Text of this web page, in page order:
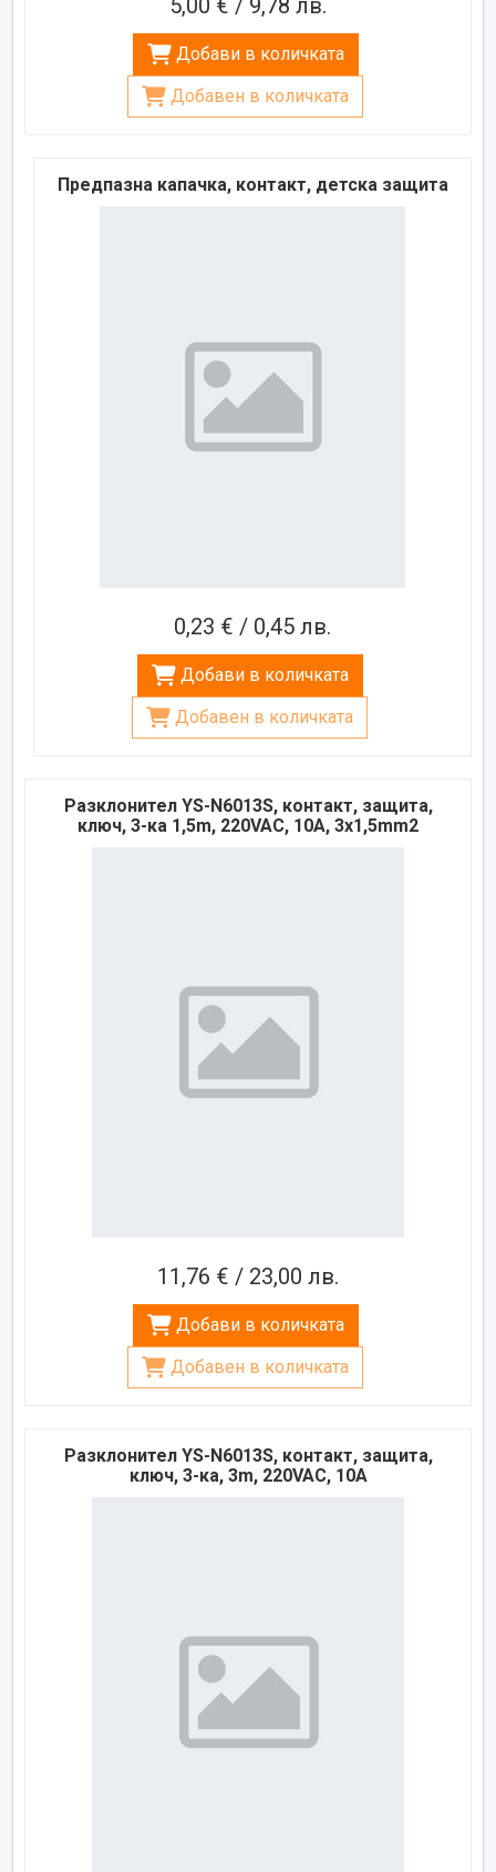
Добави в количката
Добавен в количката
Предпазна капачка, контакт, детска защита
0,23 € / 0,45 лв.
Добави в количката
Добавен в количката
Разклонител YS-N6013S, контакт, защита,
ключ, 3-ка 1,5m, 220VAC, 10A, 3x1,5mm2
11,76 € / 23,00 лв.
Добави в количката
Добавен в количката
Разклонител YS-N6013S, контакт, защита,
ключ, 3-ка, 3m, 220VAC, 10A